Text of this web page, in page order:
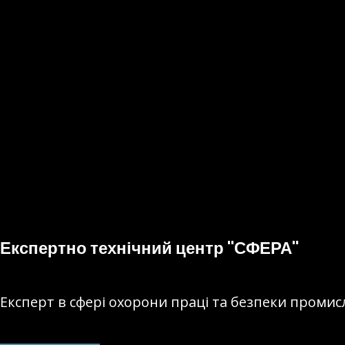
Експертно технічний центр "СФЕРА"
Eксперт в сфері охорони праці та безпеки